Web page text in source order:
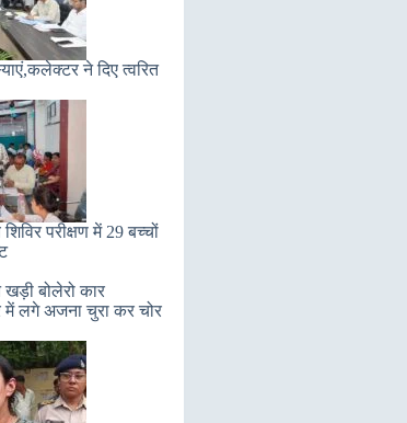
ने दिए त्वरित
परीक्षण में 29 बच्चों
बोलेरो कार
में लगे अजना चुरा कर चोर